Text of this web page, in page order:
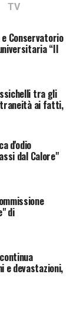
TV
Conservatorio
“Il
tra gli
ai fatti,
d'odio
dal Calore"
di
e devastazioni,